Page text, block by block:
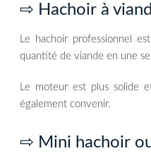
⇨ Hachoir à
Le hachoir professionnel
quantité de viande en une
Le moteur est plus solide
également convenir.
⇨ Mini hachoir